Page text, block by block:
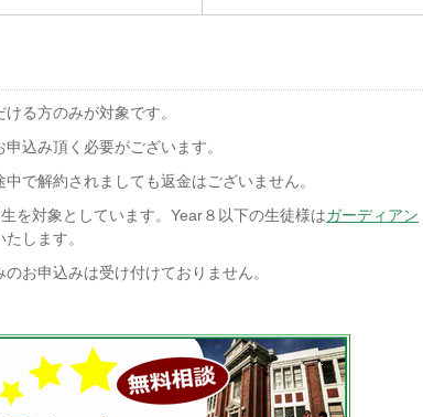
る方のみが対象です。
込み頂く必要がございます。
で解約されましても返金はございません。
を対象としています。Year８以下の生徒様はガーディアン
します。
お申込みは受け付けておりません。